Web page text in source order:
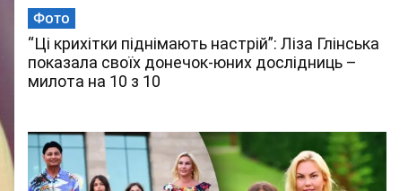
Фото
“Ці крихітки піднімають настрій”: Ліза Глінська
показала своїх донечок-юних дослідниць –
милота на 10 з 10